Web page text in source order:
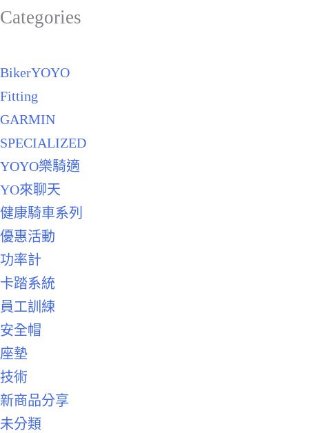
Categories
BikerYOYO
Fitting
GARMIN
SPECIALIZED
YOYO樂騎適
YO來聊天
健康騎車系列
優惠活動
功率計
卡踏系統
員工訓練
安全帽
座墊
技術
新商品分享
未分類